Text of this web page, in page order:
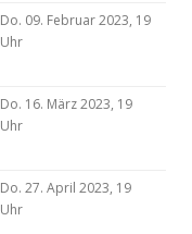
Do. 09. Februar 2023, 19
Uhr
Do. 16. März 2023, 19
Uhr
Do. 27. April 2023, 19
Uhr